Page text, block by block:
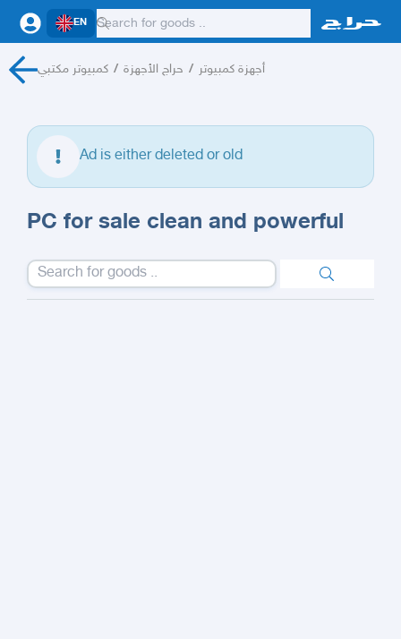
EN
كمبيوتر مكتبي / حراج الأجهزة / أجهزة كمبيوتر
Ad is either deleted or old
PC for sale clean and powerful